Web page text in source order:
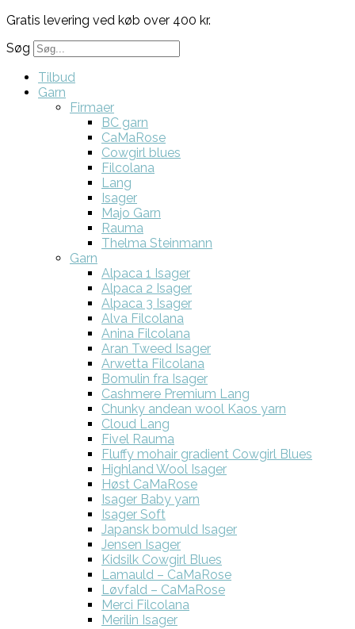
Gratis levering ved køb over 400 kr.
Søg
Tilbud
Garn
Firmaer
BC garn
CaMaRose
Cowgirl blues
Filcolana
Lang
Isager
Majo Garn
Rauma
Thelma Steinmann
Garn
Alpaca 1 Isager
Alpaca 2 Isager
Alpaca 3 Isager
Alva Filcolana
Anina Filcolana
Aran Tweed Isager
Arwetta Filcolana
Bomulin fra Isager
Cashmere Premium Lang
Chunky andean wool Kaos yarn
Cloud Lang
Fivel Rauma
Fluffy mohair gradient Cowgirl Blues
Highland Wool Isager
Høst CaMaRose
Isager Baby yarn
Isager Soft
Japansk bomuld Isager
Jensen Isager
Kidsilk Cowgirl Blues
Lamauld – CaMaRose
Løvfald – CaMaRose
Merci Filcolana
Merilin Isager